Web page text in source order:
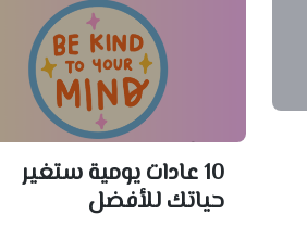
10 عادات يومية ستغير
حياتك للأفضل